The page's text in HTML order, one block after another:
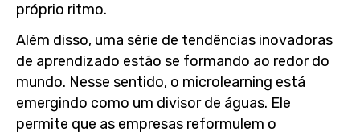
próprio ritmo.
Além disso, uma série de tendências inovadoras
de aprendizado estão se formando ao redor do
mundo. Nesse sentido, o microlearning está
emergindo como um divisor de águas. Ele
permite que as empresas reformulem o